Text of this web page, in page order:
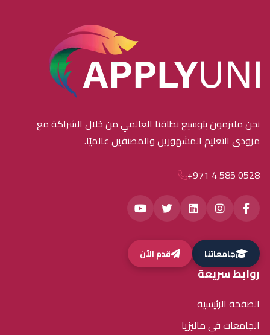
نحن ملتزمون بتوسيع نطاقنا العالمي من خلال الشراكة مع
مزودي التعليم المشهورين والمصنفين عالميًا.
+971 4 585 0528
جامعاتنا قدم الآن
روابط سريعة
الصفحة الرئيسية
الجامعات في ماليزيا